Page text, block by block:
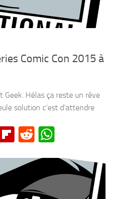
Comic Con 2015 à
Geek. Hélas ça reste un rêve
solution c’est d’attendre
Flipboard
Reddit